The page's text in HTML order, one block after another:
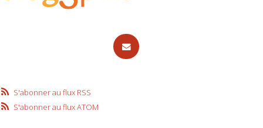
S'abonner au flux RSS
S'abonner au flux ATOM